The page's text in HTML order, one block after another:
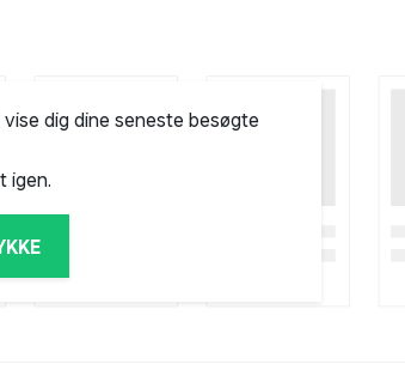
dig dine seneste besøgte
igen.